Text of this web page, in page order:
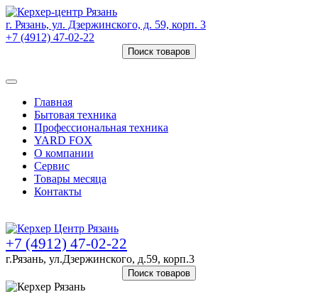
г. Рязань, ул. Дзержинского, д. 59, корп. 3
+7 (4912) 47-02-22
Поиск товаров
Главная
Бытовая техника
Профессиональная техника
YARD FOX
О компании
Сервис
Товары месяца
Контакты
+7 (4912) 47-02-22
г.Рязань, ул.Дзержинского, д.59, корп.3
Поиск товаров